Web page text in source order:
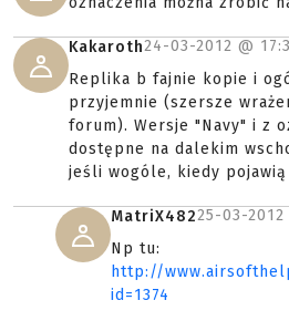
Kakaroth24-03-2012 @
Replika b fajnie kopie i
przyjemnie (szersze
forum). Wersje "Navy" i z
dostępne na dalekim
jeśli wogóle, kiedy pojawią
MatriX48225-03-2012
Np tu:
http://
id=1374